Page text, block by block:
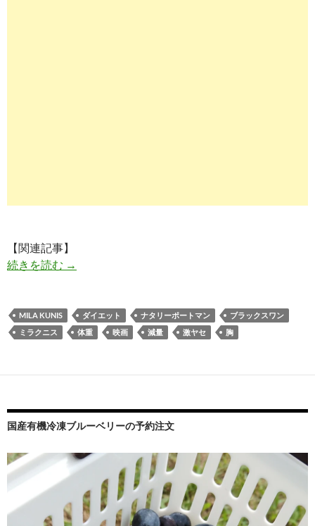
【関連記事】
続きを読む 映画「ブラック・スワン」で激ヤセしたミラ・
→
MILA KUNIS ダイエット ナタリーポートマン
ブラックスワン
ミラクニス
体重 映画 減量 激ヤセ 胸
国産有機冷凍ブルーベリーの予約注文